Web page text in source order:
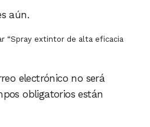
aún.
“Spray extintor de alta eficacia
electrónico no será
obligatorios están